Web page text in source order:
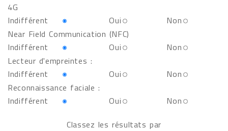
4G
Indifférent
Oui
Non
Near Field Communication (NFC)
Indifférent
Oui
Non
Lecteur d'empreintes :
Indifférent
Oui
Non
Reconnaissance faciale :
Indifférent
Oui
Non
Classez les résultats par